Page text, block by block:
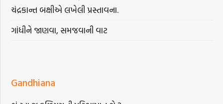
ચંદ્રકાન્ત બક્ષીએ લખેલી પ્રસ્તાવના.
ગાંધીને જાણવા, સમજવાની વાટ
Gandhiana